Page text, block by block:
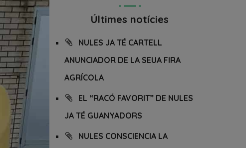
Últimes notícies
NULES JA TÉ CARTELL
ANUNCIADOR DE LA SEUA FIRA
AGRÍCOLA
EL “RACÓ FAVORIT” DE NULES
JA TÉ GUANYADORS
NULES CONSCIENCIA LA